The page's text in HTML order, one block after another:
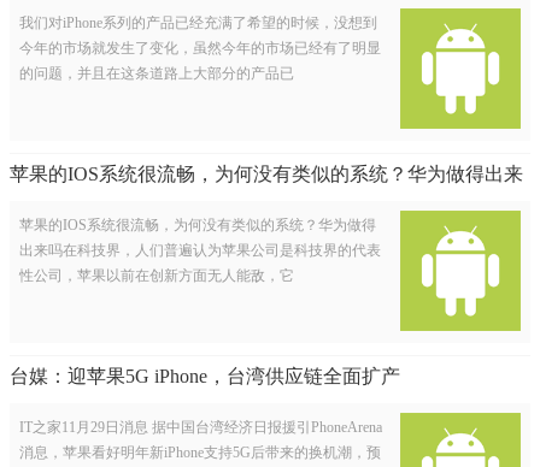
答复
我们对iPhone系列的产品已经充满了希望的时候，没想到
今年的市场就发生了变化，虽然今年的市场已经有了明显
的问题，并且在这条道路上大部分的产品已
苹果的IOS系统很流畅，为何没有类似的系统？华为做得出来
吗
苹果的IOS系统很流畅，为何没有类似的系统？华为做得
出来吗在科技界，人们普遍认为苹果公司是科技界的代表
性公司，苹果以前在创新方面无人能敌，它
台媒：迎苹果5G iPhone，台湾供应链全面扩产
IT之家11月29日消息 据中国台湾经济日报援引PhoneArena
消息，苹果看好明年新iPhone支持5G后带来的换机潮，预